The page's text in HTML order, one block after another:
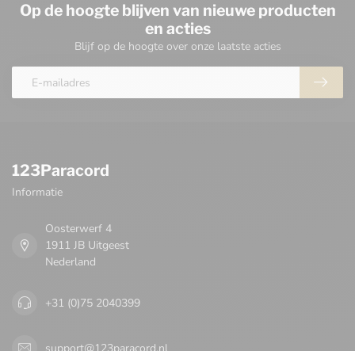
Op de hoogte blijven van nieuwe producten
en acties
Blijf op de hoogte over onze laatste acties
123Paracord
Informatie
Oosterwerf 4
1911 JB Uitgeest
Nederland
+31 (0)75 2040399
support@123paracord.nl